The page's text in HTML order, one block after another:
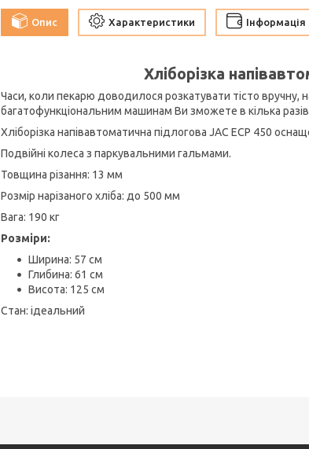
Опис Характеристики
Хліборізка
Часи, коли пекарю доводилося розкатувати тісто вручну,
багатофункціональним машинам Ви зможете в кілька
Хліборізка напівавтоматична підлогова JAC ECP 450
Подвійні колеса з паркувальними гальмами.
Товщина різання: 13 мм
Розмір нарізаного хліба: до 500 мм
Вага: 190 кг
Розміри:
Ширина: 57 см
Глибина: 61 см
Висота: 125 см
Стан: ідеальний